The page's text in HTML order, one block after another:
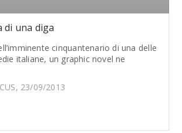
di una diga
cinquantenario di una delle
italiane, un graphic novel ne
23/09/2013